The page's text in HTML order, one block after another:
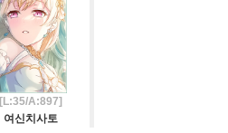
[L:35/A:897]
여신치사토